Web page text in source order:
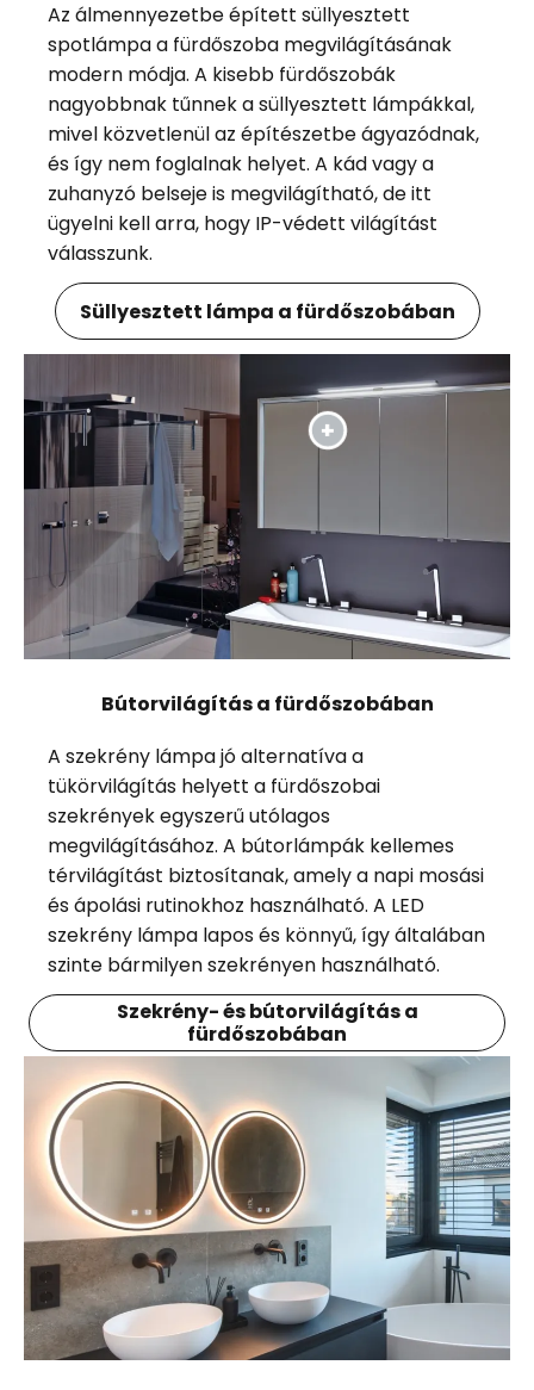
Az álmennyezetbe épített süllyesztett
spotlámpa a fürdőszoba megvilágításának
modern módja. A kisebb fürdőszobák
nagyobbnak tűnnek a süllyesztett lámpákkal,
mivel közvetlenül az építészetbe ágyazódnak,
és így nem foglalnak helyet. A kád vagy a
zuhanyzó belseje is megvilágítható, de itt
ügyelni kell arra, hogy IP-védett világítást
válasszunk.
Süllyesztett lámpa a fürdőszobában
Bútorvilágítás a fürdőszobában
A szekrény lámpa jó alternatíva a
tükörvilágítás helyett a fürdőszobai
szekrények egyszerű utólagos
megvilágításához. A bútorlámpák kellemes
térvilágítást biztosítanak, amely a napi mosási
és ápolási rutinokhoz használható. A LED
szekrény lámpa lapos és könnyű, így általában
szinte bármilyen szekrényen használható.
Szekrény- és bútorvilágítás a
fürdőszobában